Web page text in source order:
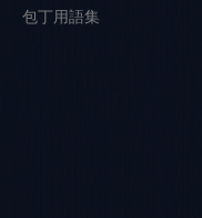
包丁用語集